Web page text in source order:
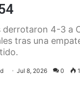
derrotaron 4-3 a
tras una
Jul 8, 2026 0